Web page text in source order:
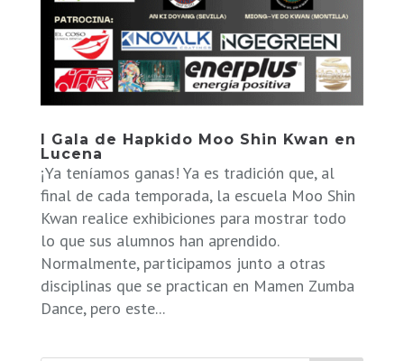
I Gala de Hapkido Moo Shin Kwan en
Lucena
¡Ya teníamos ganas! Ya es tradición que, al
final de cada temporada, la escuela Moo Shin
Kwan realice exhibiciones para mostrar todo
lo que sus alumnos han aprendido.
Normalmente, participamos junto a otras
disciplinas que se practican en Mamen Zumba
Dance, pero este...